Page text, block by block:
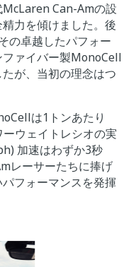
Can-Amの設
力を傾けました。後
の卓越したパフォー
ァイバー製MonoCell
が、当初の理念はつ
は1トンあたり
ウェイトレシオの実
加速はわずか3秒
レーサーたちに捧げ
フォーマンスを発揮